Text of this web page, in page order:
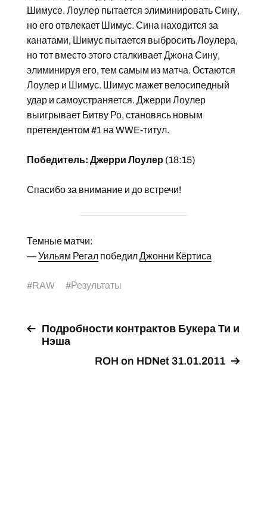
Шимусе. Лоулер пытается элиминировать Сину,
но его отвлекает Шимус. Сина находится за
канатами, Шимус пытается выбросить Лоулера,
но тот вместо этого сталкивает Джона Сину,
элиминируя его, тем самым из матча. Остаются
Лоулер и Шимус. Шимус мажет велосипедный
удар и самоустраняется. Джерри Лоулер
выигрывает Битву Ро, становясь новым
претендентом #1 на WWE-титул.
Победитель: Джерри Лоулер (18:15)
Спасибо за внимание и до встречи!
Темные матчи:
—Уильям РегалпобедилДжонни Кёртиса
#RAW #Результаты
Подробности контрактов Букера Ти и
Нэша
ROH on HDNet 31.01.2011